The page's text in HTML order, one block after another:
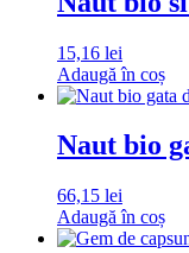
15,16 lei
Adaugă în coș
Naut bio
66,15 lei
Adaugă în coș